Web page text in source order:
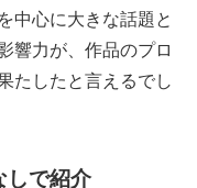
中心に大きな話題と
響力が、作品のプロ
たしたと言えるでし
しで紹介